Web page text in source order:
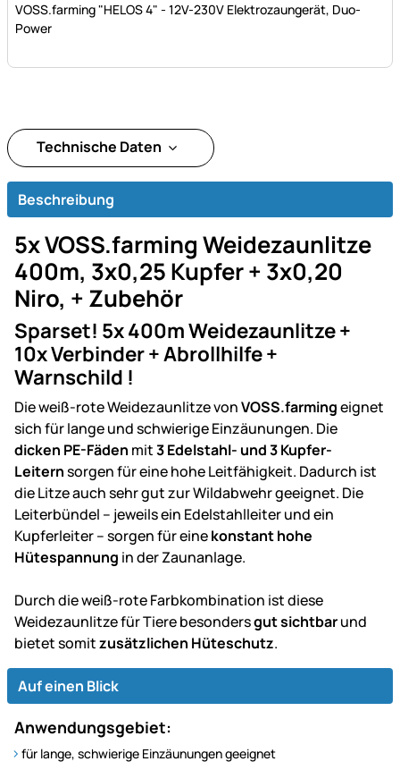
VOSS.farming "HELOS 4" - 12V-230V Elektrozaungerät, Duo-
Power
Technische Daten
Beschreibung
5x VOSS.farming Weidezaunlitze
400m, 3x0,25 Kupfer + 3x0,20
Niro, + Zubehör
Sparset! 5x 400m Weidezaunlitze +
10x Verbinder + Abrollhilfe +
Warnschild !
Die weiß-rote Weidezaunlitze vonVOSS.farmingeignet
sich für lange und schwierige Einzäunungen. Die
dicken PE-Fäden mit3 Edelstahl- und 3 Kupfer-
Leiternsorgen für eine hohe Leitfähigkeit. Dadurch ist
die Litze auch sehr gut zur Wildabwehr geeignet. Die
Leiterbündel – jeweils ein Edelstahlleiter und ein
Kupferleiter – sorgen für einekonstant hohe
Hütespannung in der Zaunanlage.
Durch die weiß-rote Farbkombination ist diese
Weidezaunlitze für Tiere besondersgut sichtbarund
bietet somitzusätzlichen Hüteschutz.
Auf einen Blick
Anwendungsgebiet:
für lange, schwierige Einzäunungen geeignet